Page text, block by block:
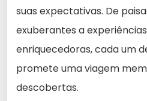
suas expectativas. De
exuberantes a
enriquecedoras, cada um
promete uma viagem
descobertas.